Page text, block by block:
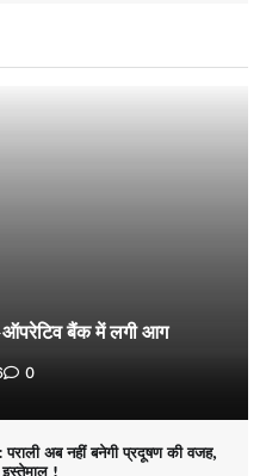
ऑपरेटिव बैंक में लगी आग
0
अब नहीं बनेगी प्रदूषण की वजह,